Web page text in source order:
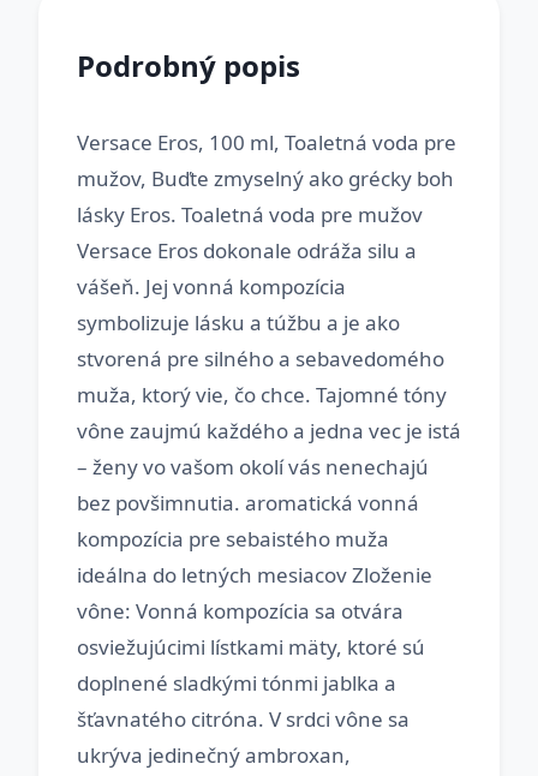
Podrobný popis
Versace Eros, 100 ml, Toaletná voda pre
mužov, Buďte zmyselný ako grécky boh
lásky Eros. Toaletná voda pre mužov
Versace Eros dokonale odráža silu a
vášeň. Jej vonná kompozícia
symbolizuje lásku a túžbu a je ako
stvorená pre silného a sebavedomého
muža, ktorý vie, čo chce. Tajomné tóny
vône zaujmú každého a jedna vec je istá
– ženy vo vašom okolí vás nenechajú
bez povšimnutia. aromatická vonná
kompozícia pre sebaistého muža
ideálna do letných mesiacov Zloženie
vône: Vonná kompozícia sa otvára
osviežujúcimi lístkami mäty, ktoré sú
doplnené sladkými tónmi jablka a
šťavnatého citróna. V srdci vône sa
ukrýva jedinečný ambroxan,